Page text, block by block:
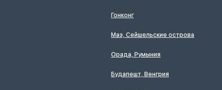
Гонконг
Маэ, Сейшельские острова
Орада, Румыния
Будапешт, Венгрия